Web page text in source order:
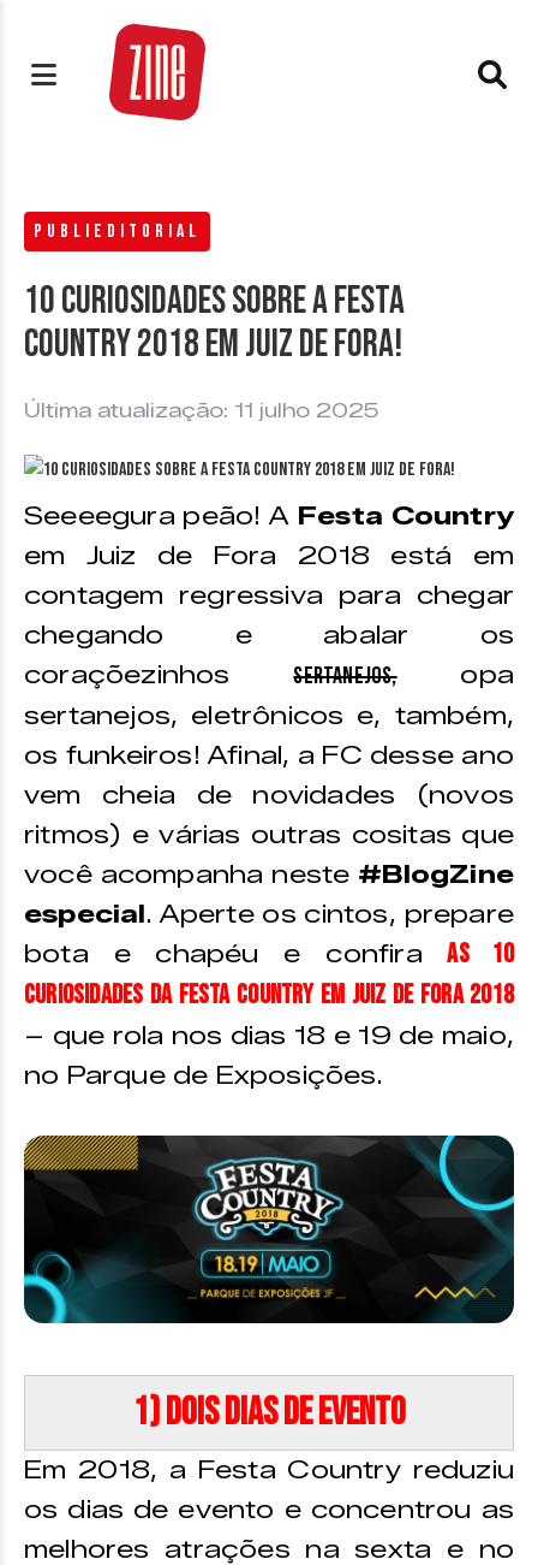
PUBLIEDITORIAL
10 curiosidades sobre a Festa
Country 2018 em Juiz de Fora!
Última atualização: 11 julho 2025
Seeeegura peão! A Festa Country
em Juiz de Fora 2018 está em
contagem regressiva para chegar
chegando e abalar os
coraçõezinhossertanejos,opa
sertanejos, eletrônicos e, também,
os funkeiros! Afinal, a FC desse ano
vem cheia de novidades (novos
ritmos) e várias outras cositas que
você acompanha neste #BlogZine
especial. Aperte os cintos, prepare
bota e chapéu e confiraas 10
curiosidades da Festa Country em Juiz de Fora 2018
– que rola nos dias 18 e 19 de maio,
no Parque de Exposições.
1) Dois dias de evento
Em 2018, a Festa Country reduziu
os dias de evento e concentrou as
melhores atrações na sexta e no